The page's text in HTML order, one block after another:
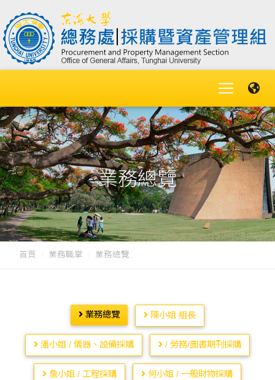
業務總覽
首頁 業務職掌 業務總覽
業務總覽 陳小姐 組長
潘小姐 / 儀器、設備採購 / 勞務/圖書期刊採購
詹小姐 / 工程採購 何小姐 / 一般財物採購